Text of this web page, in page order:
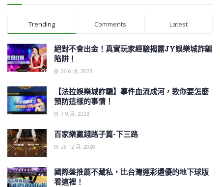
Trending Comments Latest
絕對不會出金！真實玩家經驗揭露JY娛樂城詐騙
陷阱！
26 6 月, 2023
【法拉娛樂城詐騙】事件血流成河，教你要怎麼
預防這樣的事情！
7 9 月, 2023
百家樂贏錢路子篇-下三路
25 12 月, 2020
國際盤推薦不藏私，比台灣運彩還優的地下球版
看這裡！